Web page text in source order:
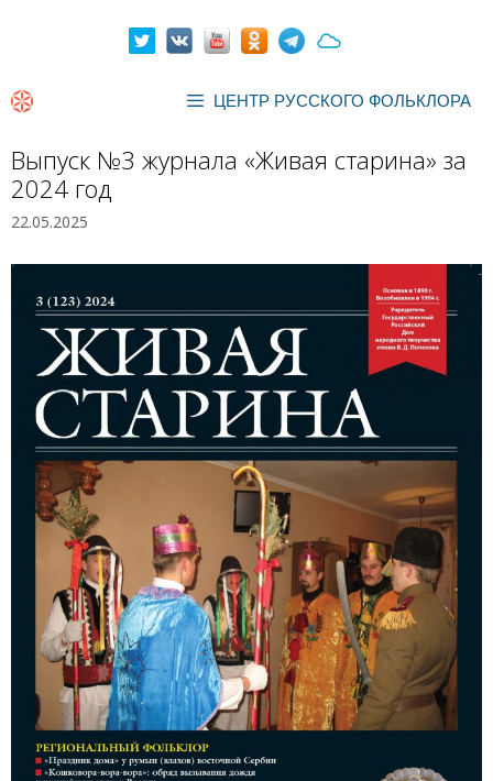
ЦЕНТР РУССКОГО ФОЛЬКЛОРА
Выпуск №3 журнала «Живая старина» за
2024 год
22.05.2025